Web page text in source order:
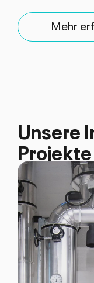
Mehr
Unsere
Projekte